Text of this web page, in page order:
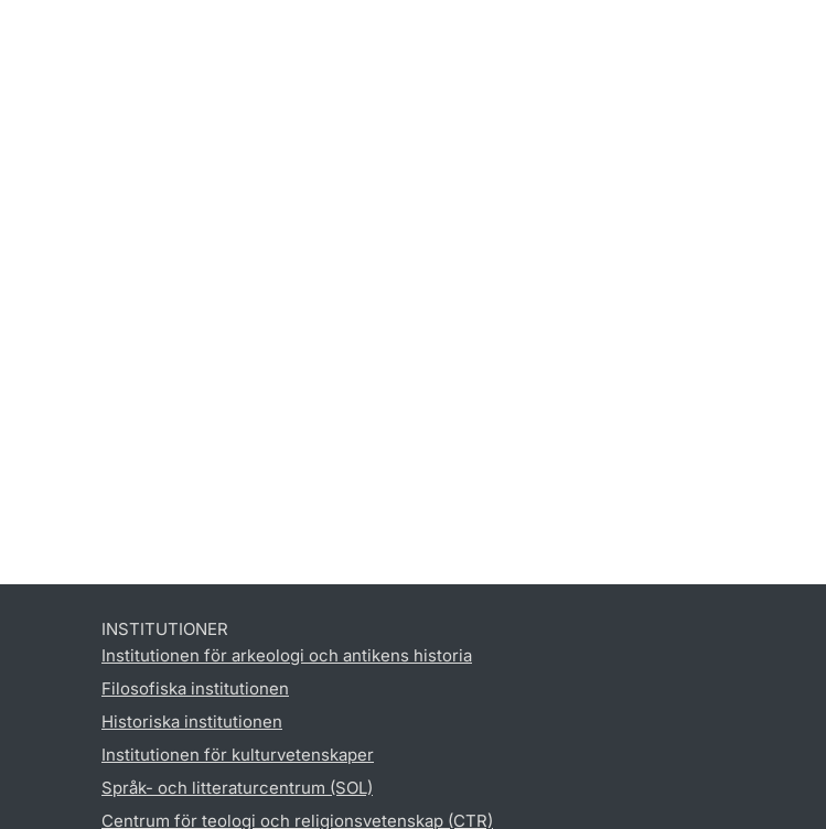
INSTITUTIONER
Institutionen för arkeologi och antikens historia
Filosofiska institutionen
Historiska institutionen
Institutionen för kulturvetenskaper
Språk- och litteraturcentrum (SOL)
Centrum för teologi och religionsvetenskap (CTR)